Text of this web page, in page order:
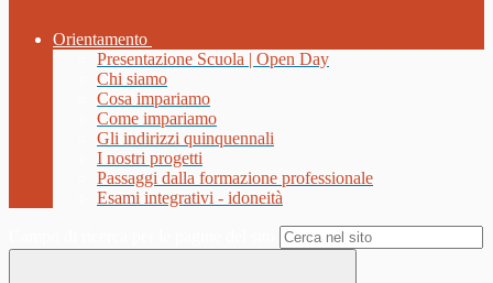
Orientamento
Presentazione Scuola | Open Day
Chi siamo
Cosa impariamo
Come impariamo
Gli indirizzi quinquennali
I nostri progetti
Passaggi dalla formazione professionale
Esami integrativi - idoneità